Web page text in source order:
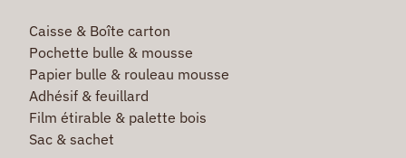
Caisse & Boîte carton
Pochette bulle & mousse
Papier bulle & rouleau mousse
Adhésif & feuillard
Film étirable & palette bois
Sac & sachet